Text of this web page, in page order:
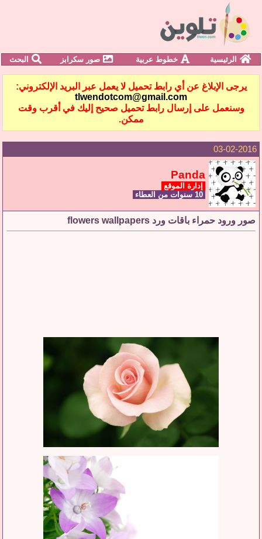
الرئيسية خطوط عربية صور سكرابز البحث
يرجى الإبلاغ عن أي رابط تحميل لا يعمل عبر البريد الإلكتروني:
tlwendotcom@gmail.com
وسنعمل على إرسال رابط تحميل صحيح إليك في أقرب وقت
ممكن.
03-02-2016
Panda
إدارة الموقع
صور ورود حمراء باقات ورد flowers wallpapers